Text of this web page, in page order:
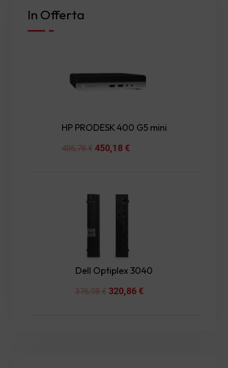
In Offerta
HP PRODESK 400 G5 mini
486,78€ Original
486,78 €.
450,18 €Current
Dell Optiplex 3040
376,98€ Original
320,86 €Current